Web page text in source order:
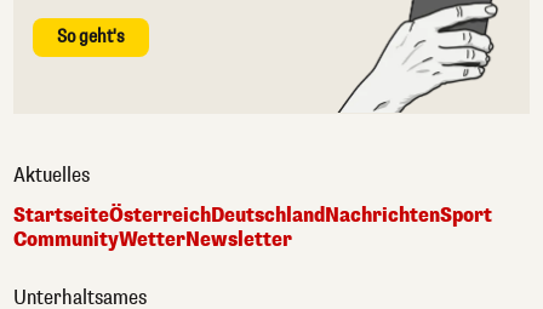
So geht's
Aktuelles
StartseiteÖsterreichDeutschlandNachrichtenSport
CommunityWetterNewsletter
Unterhaltsames